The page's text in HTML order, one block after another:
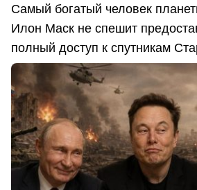
Самый богатый человек
Илон Маск не спешит
полный доступ к спутникам